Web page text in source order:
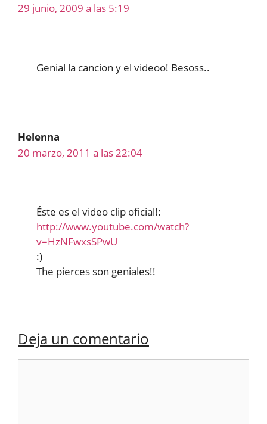
29 junio, 2009 a las 5:19
Genial la cancion y el videoo! Besoss..
Helenna
20 marzo, 2011 a las 22:04
Éste es el video clip oficial!:
http://www.youtube.com/watch?
v=HzNFwxsSPwU
:)
The pierces son geniales!!
Deja un comentario